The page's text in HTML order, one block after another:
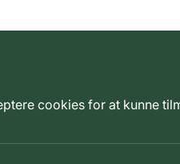
cookies for at kunne